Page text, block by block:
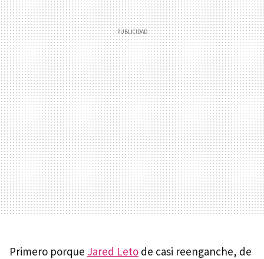
Primero porque Jared Leto de casi reenganche, de